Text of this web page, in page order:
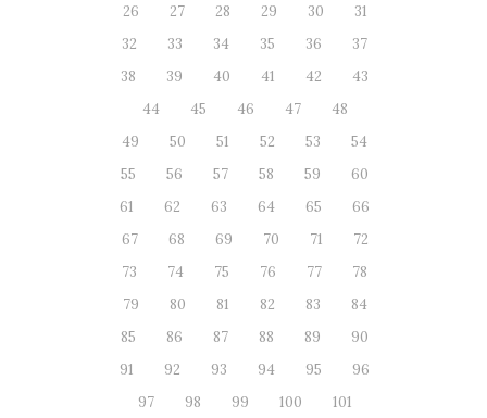
26 27 28 29 30
31
32
33 34 35 36
37
38
39 40 41 42
43
44
45 46 47
48
49
50 51 52 53
54
55
56 57 58 59
60
61
62 63 64 65
66
67
68 69 70 71
72
73
74 75 76 77
78
79
80 81 82 83
84
85
86 87 88 89
90
91
92 93 94 95
96
97
98 99 100
101